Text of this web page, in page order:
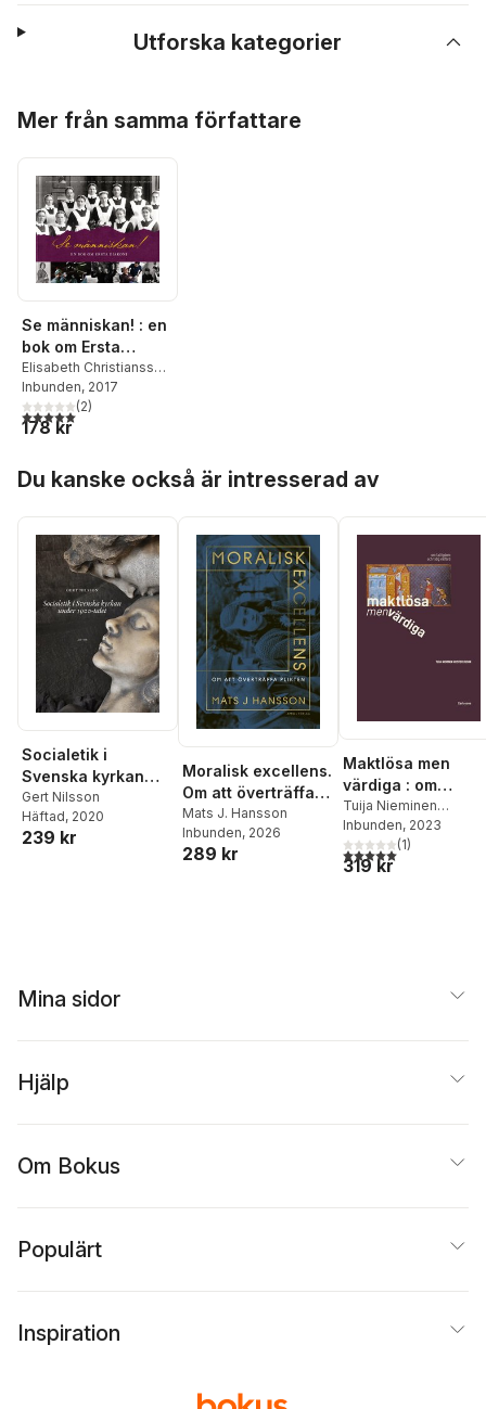
Utforska kategorier
Mer från samma författare
Se människan! : en
bok om Ersta
diakoni
Elisabeth Christiansson
Motzi Eklöf,Karin
Jansson Myhr
Johan Tjärnlund
Inbunden, 2017
5,0utav 5 stjärnor. Totalt antal röster:
(2)
178 kr
Du kanske också är intresserad av
Socialetik i
Svenska kyrkan
under 1900-talet
Gert Nilsson
Häftad, 2020
239 kr
Moralisk excellens.
Om att överträffa
plikten
Mats J. Hansson
Inbunden, 2026
289 kr
Maktlösa men
värdiga : om
fattigdom och
välfärd från
antikens Rom till
1500-talet
Tuija Nieminen
Kristofersson
Inbunden, 2023
5,0utav 5 stjärnor.
(1)
319 kr
Mina sidor
Hjälp
Om Bokus
Populärt
Inspiration